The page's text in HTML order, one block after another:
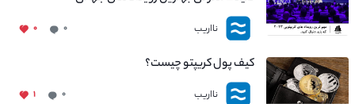
نااریب ۰ ۰
کیف پول کریپتو چیست؟
نااریب ۰ ۱